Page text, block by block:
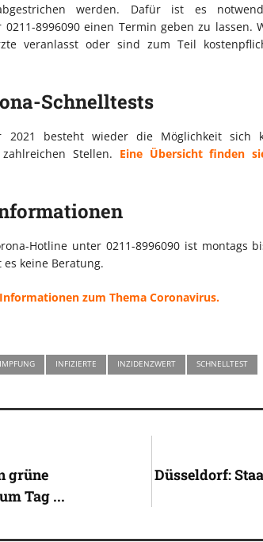
werden. Dafür ist es
8996090 einen Termin geben zu lassen.
veranlasst oder sind zum Teil
Schnelltests
2021 besteht wieder die Möglichkeit sich
Stellen. Eine Übersicht finden
Hotline unter 0211-8996090 ist montags
keine Beratung.
zum Thema Coronavirus.
IMPFUNG INFIZIERTE INZIDENZWERT SCHNELLTEST
grüne
Tag ...
Düsseldorf: